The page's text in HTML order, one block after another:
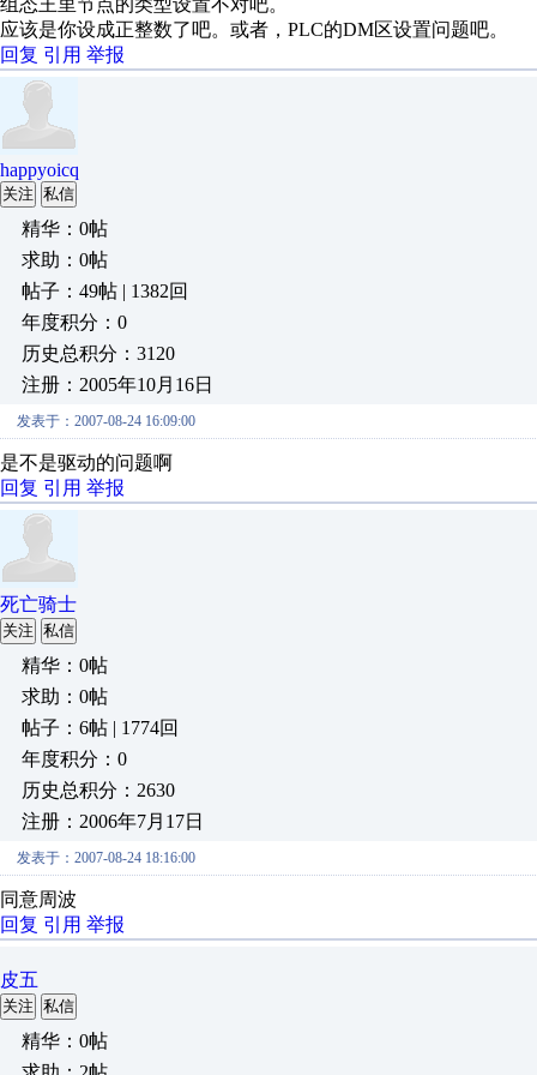
组态王里节点的类型设置不对吧。
应该是你设成正整数了吧。或者，PLC的DM区设置问题吧。
回复 引用 举报
happyoicq
关注 私信
精华：0帖
求助：0帖
帖子：49帖 | 1382回
年度积分：0
历史总积分：3120
注册：2005年10月16日
发表于：2007-08-24 16:09:00
是不是驱动的问题啊
回复 引用 举报
死亡骑士
关注 私信
精华：0帖
求助：0帖
帖子：6帖 | 1774回
年度积分：0
历史总积分：2630
注册：2006年7月17日
发表于：2007-08-24 18:16:00
同意周波
回复 引用 举报
皮五
关注 私信
精华：0帖